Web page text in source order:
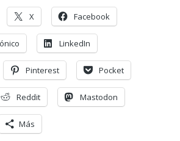
X Facebook
LinkedIn
Pinterest Pocket
Reddit Mastodon
Más